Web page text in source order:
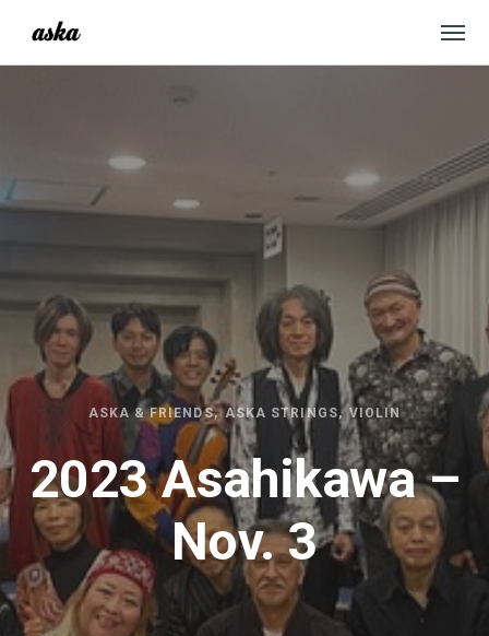
ASKA & FRIENDS ASKA STRINGS VIOLIN
2023 Asahikawa –
Nov. 3